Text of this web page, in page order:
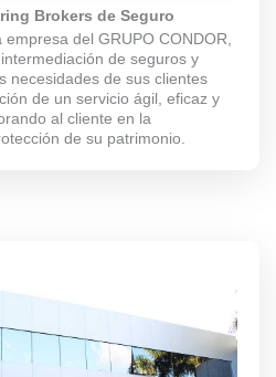
Brokers de Seguro
del GRUPO CONDOR,
de seguros y
necesidades de sus clientes
de un servicio ágil, eficaz y
al cliente en la
de su patrimonio.